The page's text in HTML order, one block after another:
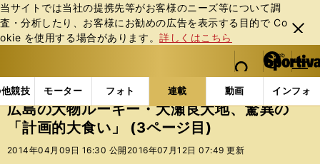
当サイトでは当社の提携先等がお客様のニーズ等について調
査・分析したり、お客様にお勧めの広告を表⽰する⽬的で Co
okie を使⽤する場合があります。詳しくはこちら
閉じ
る
web Sportiva (webスポルティーバ)
検索
マイペ
ー
ジ
メニュ
競技 モーター フォト 連載 動画 インフォ
b
ス
ポ
ル
連載コラム スポアナ 出水麻衣 広島の大物ルー
広島の大物ルーキー・大瀬良大地、驚異の
「計画的大食い」 (3ページ目)
2014年04月09日 16:30 公開 2016年07月12日 07:49 更新